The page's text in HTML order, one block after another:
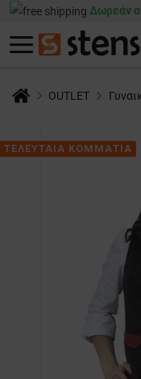
Δωρεάν
OUTLET
ΤΕΛΕΥΤΑΙΑ ΚΟΜΜΑΤΙΑ